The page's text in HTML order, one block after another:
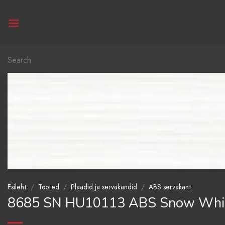
Otsi:
Esileht / Tooted / Plaadid ja servakandid / ABS servakant
8685 SN HU10113 ABS Snow